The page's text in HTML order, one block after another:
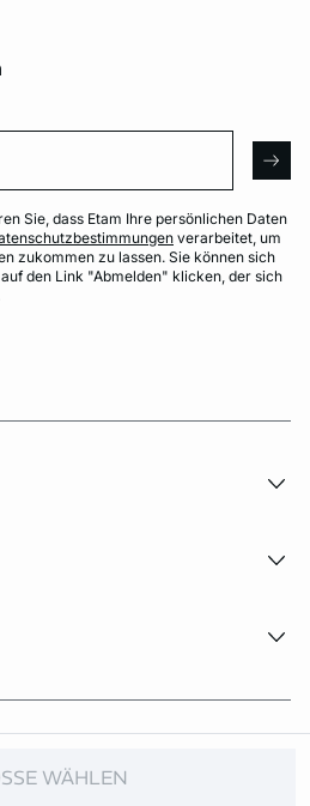
WÄHLEN
Sie, dass Etam Ihre persönlichen Daten
verarbeitet, um
zukommen zu lassen. Sie können sich
den Link "Abmelden" klicken, der sich